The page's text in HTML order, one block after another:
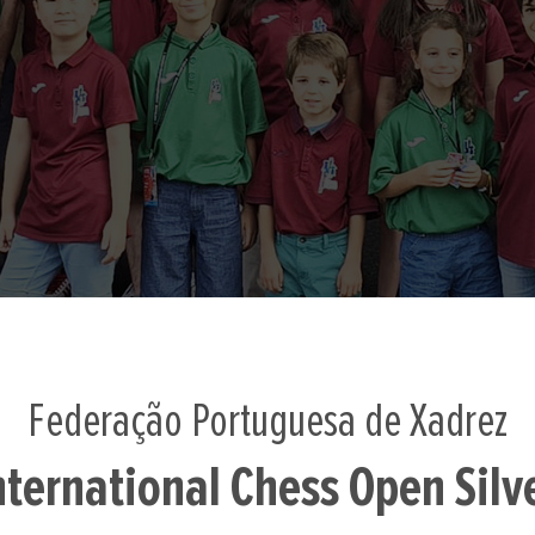
Federação Portuguesa de Xadrez
Chess Open